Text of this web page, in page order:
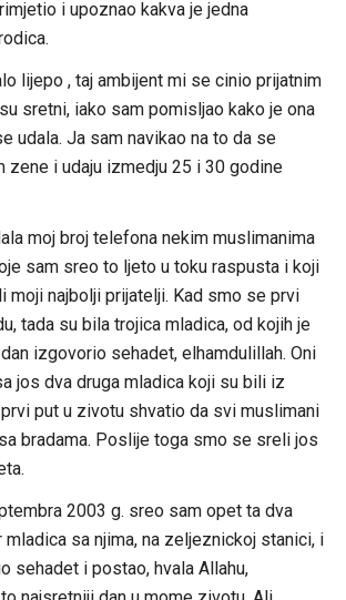
i upoznao kakva je jedna
lijepo , taj ambijent mi se cinio prijatnim
sretni, iako sam pomisljao kako je ona
udala. Ja sam navikao na to da se
zene i udaju izmedju 25 i 30 godine
moj broj telefona nekim muslimanima
sam sreo to ljeto u toku raspusta i koji
moji najbolji prijatelji. Kad smo se prvi
tada su bila trojica mladica, od kojih je
izgovorio sehadet, elhamdulillah. Oni
jos dva druga mladica koji su bili iz
put u zivotu shvatio da svi muslimani
bradama. Poslije toga smo se sreli jos
2003 g. sreo sam opet ta dva
sa njima, na zeljeznickoj stanici, i
sehadet i postao, hvala Allahu,